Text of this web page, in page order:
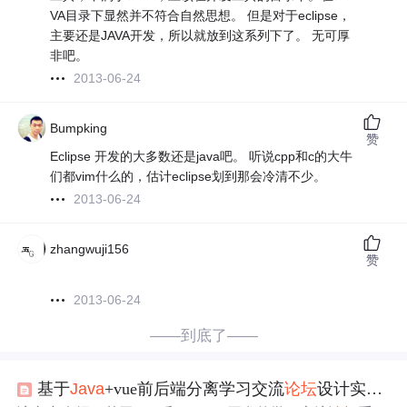
VA目录下显然并不符合自然思想。 但是对于eclipse，
主要还是JAVA开发，所以就放到这系列下了。 无可厚
非吧。
2013-06-24
Bumpking
Eclipse 开发的大多数还是java吧。 听说cpp和c的大牛
们都vim什么的，估计eclipse划到那会冷清不少。
2013-06-24
赞
zhangwuji156
2013-06-24
赞
——到底了——
基于Java+vue前后端分离学习交流论坛设计实现(源码+lw+部署文档+讲解等)